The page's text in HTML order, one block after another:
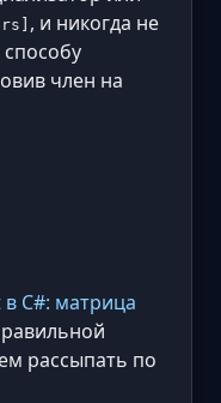
, и никогда не
способу
член на
C#: матрица
рассыпать по